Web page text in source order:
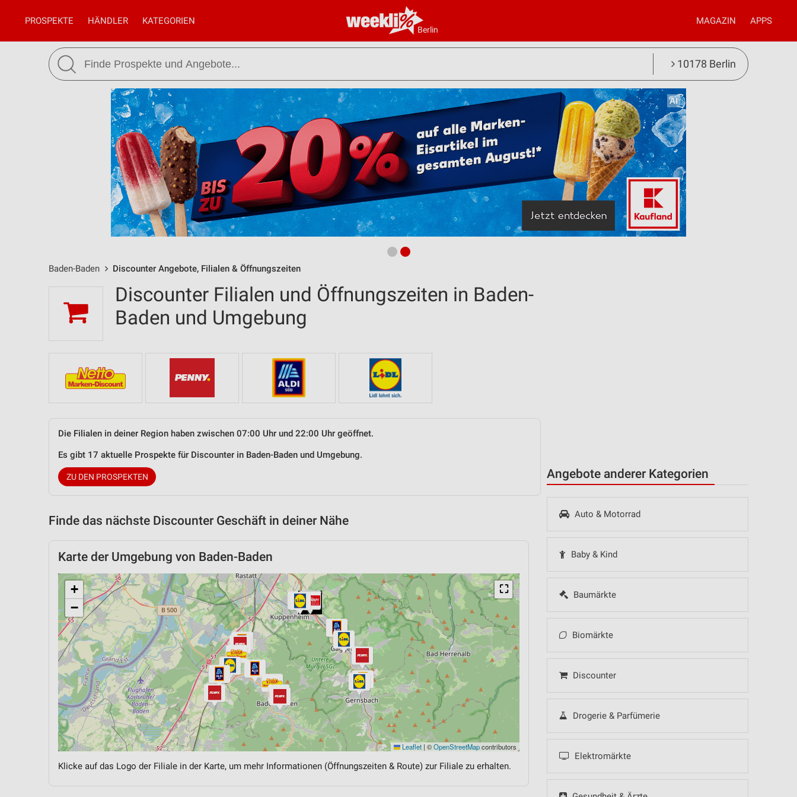
Berlin
PROSPEKTE HÄNDLER KATEGORIEN MAGAZIN APPS
10178 Berlin
Baden-Baden Discounter Angebote, Filialen & Öffnungszeiten
Angebote anderer Kategorien
Auto & Motorrad
Baby & Kind
Baumärkte
Biomärkte
Discounter
Drogerie & Parfümerie
Elektromärkte
Discounter Filialen und Öffnungszeiten in Baden-
Baden und Umgebung
Die Filialen in deiner Region haben zwischen 07:00 Uhr und 22:00 Uhr geöffnet.
Es gibt 17 aktuelle Prospekte für Discounter in Baden-Baden und Umgebung.
ZU DEN PROSPEKTEN
Finde das nächste Discounter Geschäft in deiner Nähe
Karte der Umgebung von Baden-Baden
⛶
+
−
Leaflet | ©OpenStreetMapcontributors
Klicke auf das Logo der Filiale in der Karte, um mehr Informationen (Öffnungszeiten & Route) zur Filiale zu erhalten.